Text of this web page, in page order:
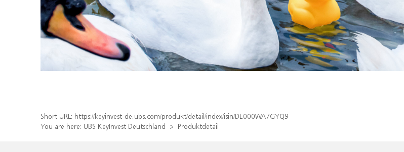
Short URL: https://keyinvest-de.ubs.com/produkt/detail/index/isin/DE000WA7GYQ9
You are here: UBS KeyInvest Deutschland Produktdetail